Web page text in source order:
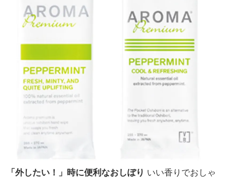
「外したい！」時に便利なおしぼり いい香りでおしゃ